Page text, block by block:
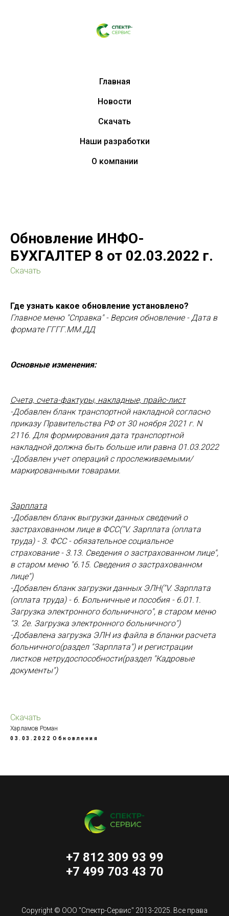
Главная
Новости
Скачать
Наши разработки
О компании
Обновление ИНФО-
БУХГАЛТЕР 8 от 02.03.2022 г.
Скачать
Где узнать какое обновление установлено?
Главное меню "Справка" - Версия обновление - Дата в
формате ГГГГ.ММ.ДД
Основные изменения:
Счета, счета-фактуры, накладные, прайс-лист
-Добавлен бланк транспортной накладной согласно
приказу Правительства РФ от 30 ноября 2021 г. N
2116. Для формирования дата транспортной
накладной должна быть больше или равна 01.03.2022
-Добавлен учет операций с прослеживаемыми/
маркированными товарами.
Зарплата
-Добавлен бланк выгрузки данных сведений о
застрахованном лице в ФСС("V. Зарплата (оплата
труда) - 3. ФСС - обязательное социальное
страхование - 3.13. Сведения о застрахованном лице",
в старом меню "6.15. Сведения о застрахованном
лице")
-Добавлен бланк загрузки данных ЭЛН("V. Зарплата
(оплата труда) - 6. Больничные и пособия - 6.01.1.
Загрузка электронного больничного", в старом меню
"3. 2е. Загрузка электронного больничного")
-Добавлена загрузка ЭЛН из файла в бланки расчета
больничного(раздел "Зарплата") и регистрации
листков нетрудоспособности(раздел "Кадровые
документы")
Скачать
Харламов Роман
03.03.2022 Обновления
+7 812 309 93 99
+7 499 703 43 70
Copyright © ООО "Спектр-Сервис" 2013-2025. Все права